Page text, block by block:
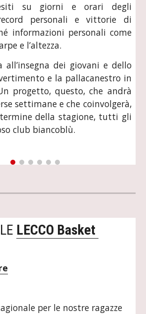
su giorni e orari degli
personali e vittorie di
informazioni personali come
e l’altezza.
dei giovani e dello
e la pallacanestro in
progetto, questo, che andrà
settimane e che coinvolgerà,
della stagione, tutti gli
club biancoblù.
LECCO Basket
per le nostre ragazze